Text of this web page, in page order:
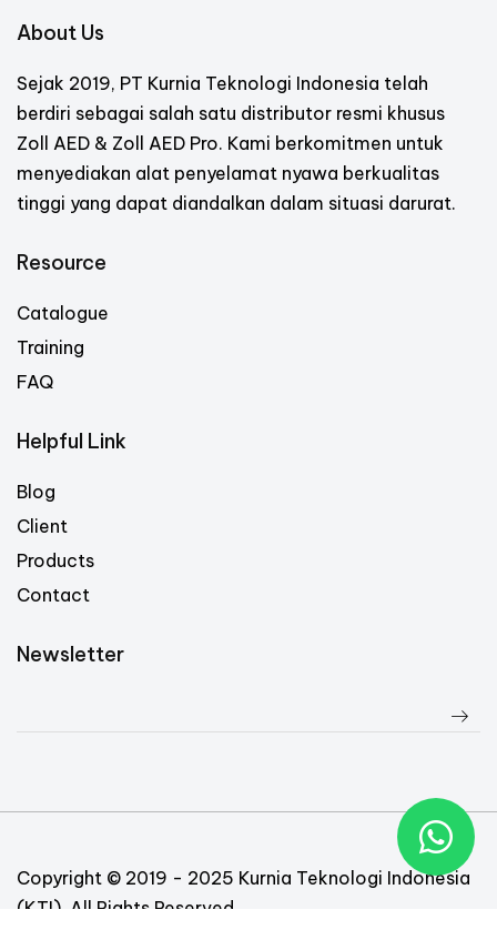
About Us
Sejak 2019, PT Kurnia Teknologi Indonesia telah
berdiri sebagai salah satu distributor resmi khusus
Zoll AED & Zoll AED Pro. Kami berkomitmen untuk
menyediakan alat penyelamat nyawa berkualitas
tinggi yang dapat diandalkan dalam situasi darurat.
Resource
Catalogue
Training
FAQ
Helpful Link
Blog
Client
Products
Contact
Newsletter
Copyright © 2019 - 2025 Kurnia Teknologi Indonesia
(KTI). All Rights Reserved